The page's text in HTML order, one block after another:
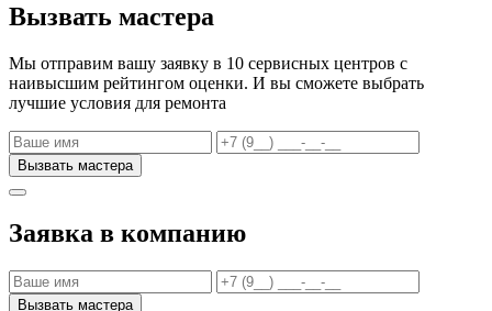
Вызвать мастера
Мы отправим вашу заявку в 10 сервисных центров с
наивысшим рейтингом оценки. И вы сможете выбрать
лучшие условия для ремонта
Заявка в компанию